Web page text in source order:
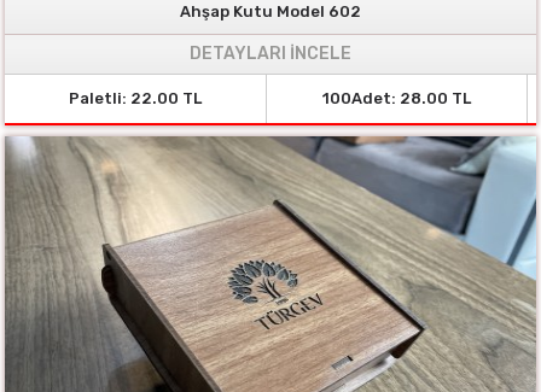
Ahşap Kutu Model 602
DETAYLARI İNCELE
Paletli: 22.00 TL 100Adet: 28.00 TL